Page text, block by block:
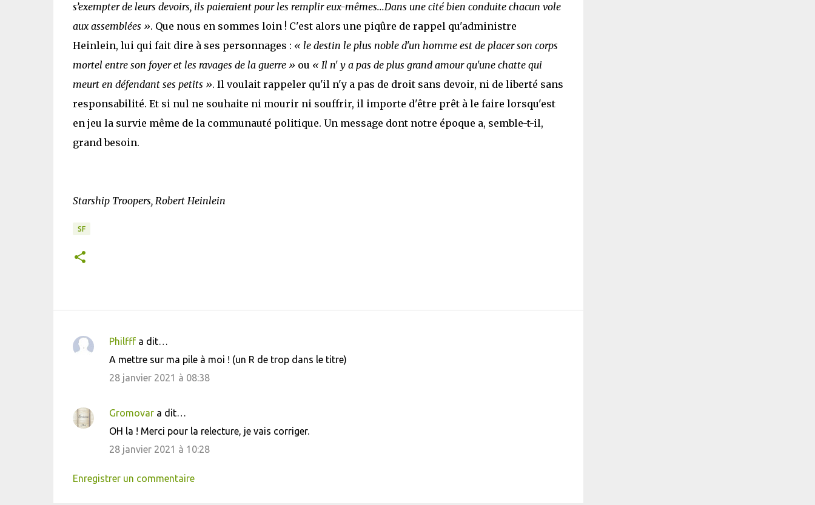
s’exempter de leurs devoirs, ils paieraient pour les remplir eux-mêmes...Dans une cité bien conduite chacun vole
aux assemblées ». Que nous en sommes loin ! C'est alors une piqûre de rappel qu'administre
Heinlein, lui qui fait dire à ses personnages : « le destin le plus noble d'un homme est de placer son corps
mortel entre son foyer et les ravages de la guerre » ou « Il n' y a pas de plus grand amour qu'une chatte qui
meurt en défendant ses petits ». Il voulait rappeler qu'il n'y a pas de droit sans devoir, ni de liberté sans
responsabilité. Et si nul ne souhaite ni mourir ni souffrir, il importe d'être prêt à le faire lorsqu'est
en jeu la survie même de la communauté politique. Un message dont notre époque a, semble-t-il,
grand besoin.
Starship Troopers, Robert Heinlein
SF
C
e
i
Philfffa dit…
A mettre sur ma pile à moi ! (un R de trop dans le titre)
28 janvier 2021 à 08:38
Gromovara dit…
OH la ! Merci pour la relecture, je vais corriger.
28 janvier 2021 à 10:28
Enregistrer un commentaire